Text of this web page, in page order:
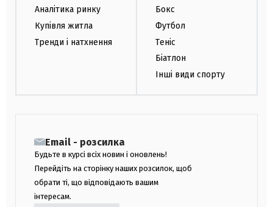
Аналітика ринку
Купівля житла
Тренди і натхнення
Бокс
Футбол
Теніс
Біатлон
Інші види спорту
Email - розсилка
Будьте в курсі всіх новин і оновлень!
Перейдіть на сторінку наших розсилок, щоб
обрати ті, що відповідають вашим
інтересам.